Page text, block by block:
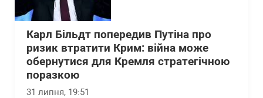
Карл Більдт попередив Путіна про
ризик втратити Крим: війна може
обернутися для Кремля стратегічною
поразкою
31 липня, 19:51